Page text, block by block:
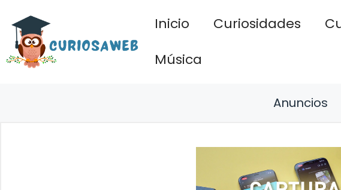
contenido
Inicio Curiosidades
Música
Anuncios